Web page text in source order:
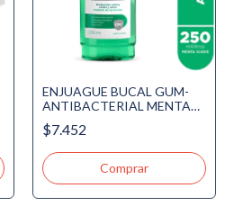
ENJUAGUE BUCAL GUM-
ANTIBACTERIAL MENTA
SUAVE X 250 ML
$7.452